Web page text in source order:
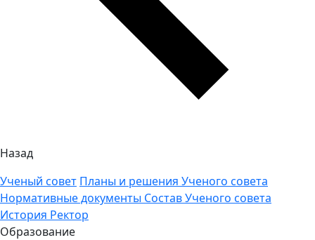
Назад
Ученый совет Планы и решения Ученого совета
Нормативные документы Состав Ученого совета
История Ректор
Образование